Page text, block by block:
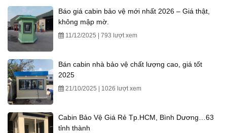
Báo giá cabin bảo vệ mới nhất 2026 – Giá thật,
không mập mờ.
11/12/2025 | 793 lượt xem
Bán cabin nhà bảo vệ chất lượng cao, giá tốt
2025
21/10/2025 | 1026 lượt xem
Cabin Bảo Vệ Giá Rẻ Tp.HCM, Bình Dương…63
tỉnh thành